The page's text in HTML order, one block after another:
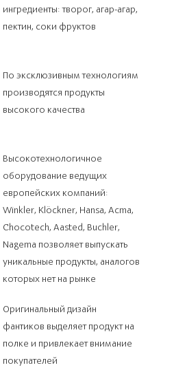
ингредиенты: творог, агар-агар,
пектин, соки фруктов
По эксклюзивным технологиям
производятся продукты
высокого качества
Высокотехнологичное
оборудование ведущих
европейских компаний:
Winkler, Кlöckner, Hansa, Acma,
Сhocotech, Ааsted, Buchler,
Nagema позволяет выпускать
уникальные продукты, аналогов
которых нет на рынке
Оригинальный дизайн
фантиков выделяет продукт на
полке и привлекает внимание
покупателей